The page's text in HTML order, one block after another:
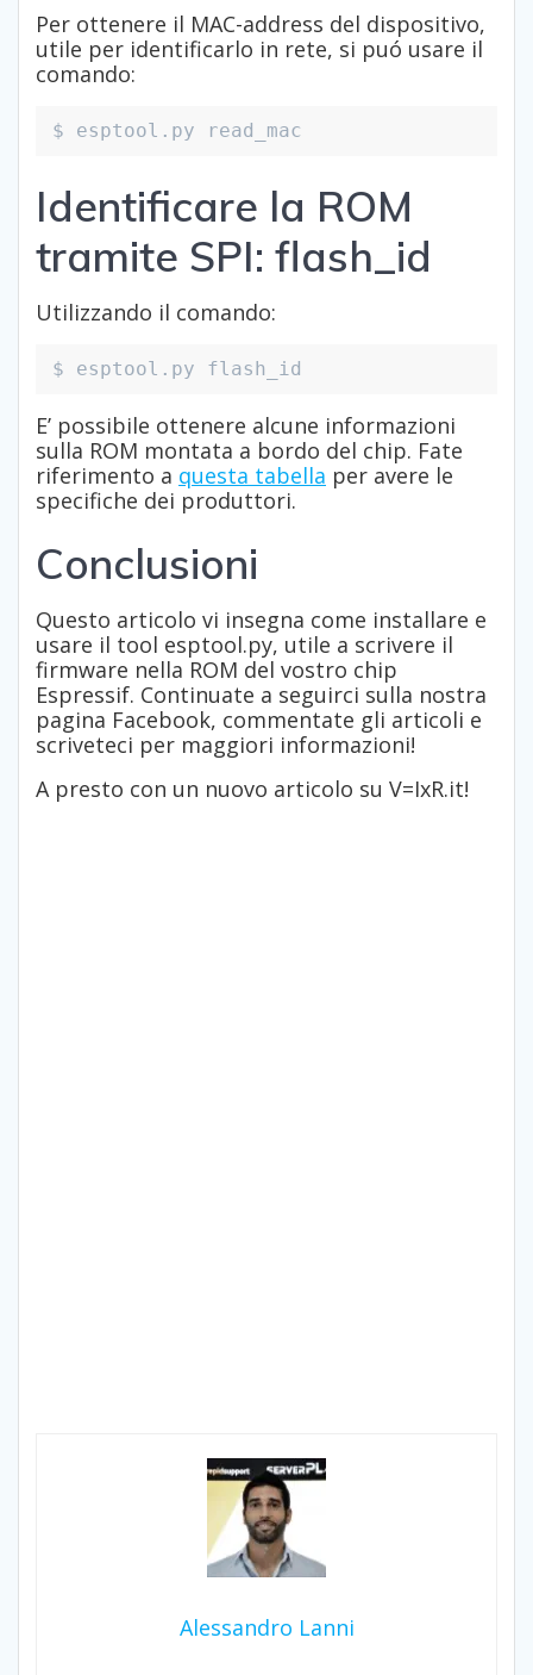
Per ottenere il MAC-address del dispositivo,
utile per identificarlo in rete, si puó usare il
comando:
$ esptool.py read_mac
Identificare la ROM
tramite SPI: flash_id
Utilizzando il comando:
$ esptool.py flash_id
E’ possibile ottenere alcune informazioni
sulla ROM montata a bordo del chip. Fate
riferimento a questa tabella per avere le
specifiche dei produttori.
Conclusioni
Questo articolo vi insegna come installare e
usare il tool esptool.py, utile a scrivere il
firmware nella ROM del vostro chip
Espressif. Continuate a seguirci sulla nostra
pagina Facebook, commentate gli articoli e
scriveteci per maggiori informazioni!
A presto con un nuovo articolo su V=IxR.it!
Alessandro Lanni